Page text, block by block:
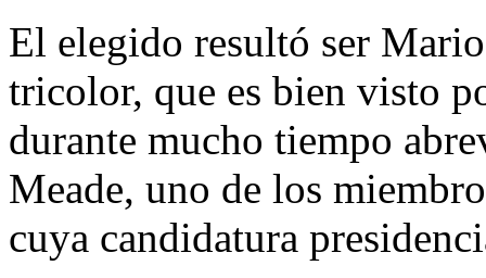
El elegido resultó ser
tricolor, que es bien visto
durante mucho tiempo
Meade, uno de los
cuya candidatura